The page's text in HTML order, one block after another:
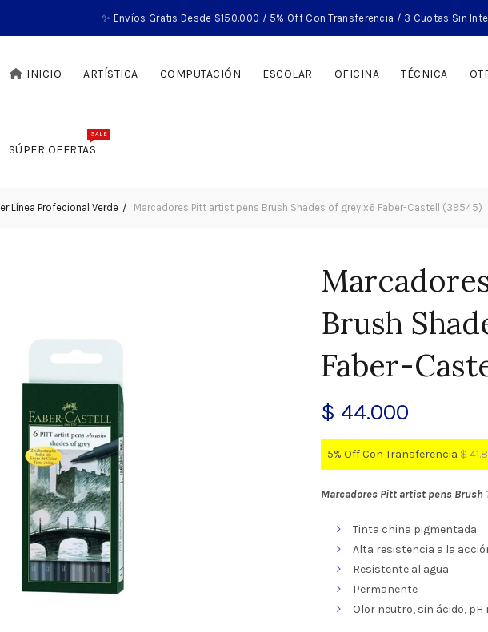
✨ Envíos Gratis Desde $150.000 / 5% Off Con Transferencia / 3 Cuotas Sin
INICIO ARTÍSTICA COMPUTACIÓN ESCOLAR OFICINA TÉCNICA
SÚPER OFERTAS
SALE
Línea Profecional Verde Marcadores Pitt artist pens Brush Shades of grey x6 Faber-Castell (39545)
Brush
Faber-
$ 44.000
5% Off Con Transferencia $
Marcadores Pitt artist pens Brush
Tinta china pigmentada
Alta resistencia a la
Resistente al agua
Permanente
Olor neutro, sin ácido, pH